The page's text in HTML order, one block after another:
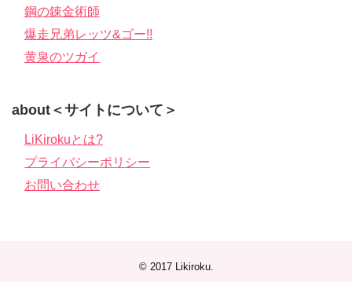
鋼の錬金術師
爆走兄弟レッツ&ゴー!!
黄泉のツガイ
about＜サイトについて＞
LiKirokuとは?
プライバシーポリシー
お問い合わせ
© 2017 Likiroku.